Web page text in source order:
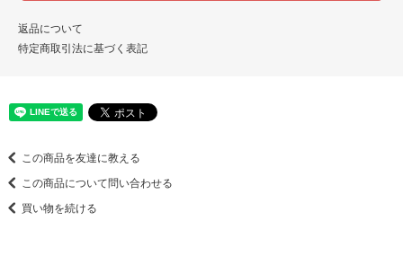
返品について
特定商取引法に基づく表記
この商品を友達に教える
この商品について問い合わせる
買い物を続ける